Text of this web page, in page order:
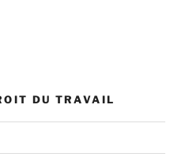
DU TRAVAIL